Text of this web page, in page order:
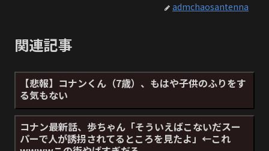
admchaosantenna
関連記事
【悲報】コナンくん（7歳）、もはや子供のふりをす
る気もない
コナン最新話、歩ちゃん「そういえばこないだスー
パーで人が誘拐されてるところを見たよ」←これ